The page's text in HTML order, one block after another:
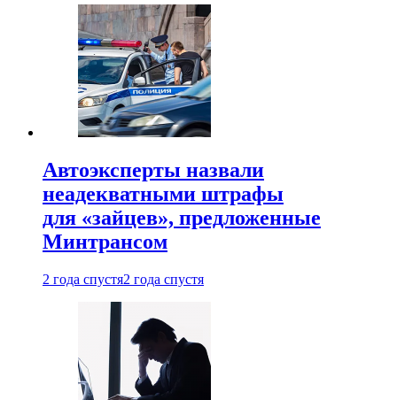
Автоэксперты назвали
неадекватными штрафы
для «зайцев», предложенные
Минтрансом
2 года спустя2 года спустя